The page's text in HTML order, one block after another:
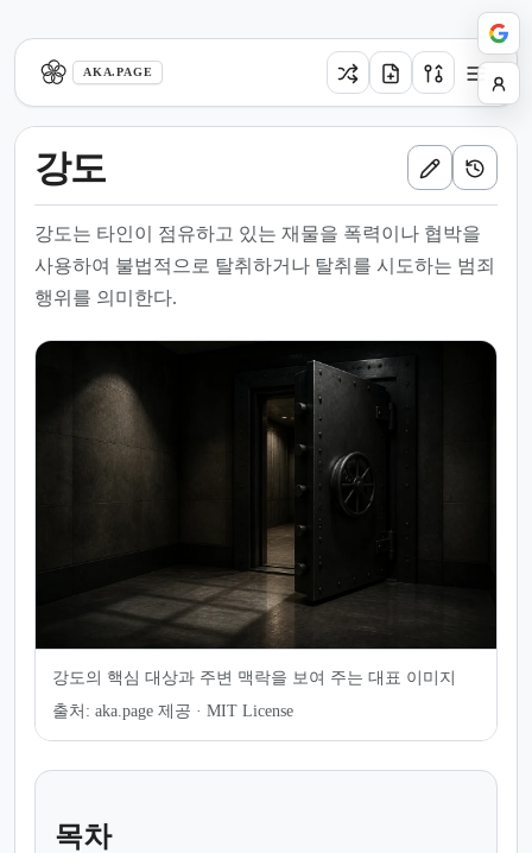
AKA.PAGE
강도
강도는 타인이 점유하고 있는 재물을 폭력이나 협박을
사용하여 불법적으로 탈취하거나 탈취를 시도하는 범죄
행위를 의미한다.
강도의 핵심 대상과 주변 맥락을 보여 주는 대표 이미지
출처: aka.page 제공 · MIT License
목차